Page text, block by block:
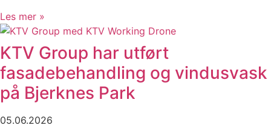
Les mer »
KTV Group har utført
fasadebehandling og vindusvask
på Bjerknes Park
05.06.2026